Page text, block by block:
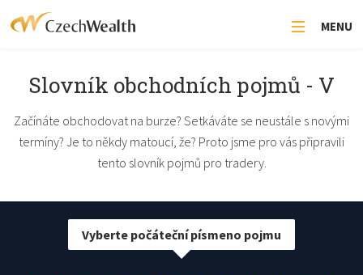
MENU
Slovník obchodních pojmů - V
Začínáte obchodovat na burze? Setkáváte se neustále s novými
termíny? Je to někdy matoucí, že? Proto jsme pro vás připravili
tento slovník pojmů pro tradery.
Vyberte počáteční písmeno pojmu